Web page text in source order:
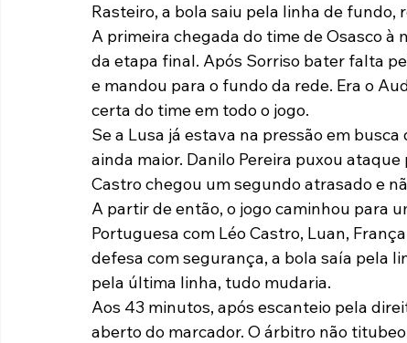
Rasteiro, a bola saiu pela linha de fundo,
A primeira chegada do time de Osasco à
da etapa final. Após Sorriso bater falta
e mandou para o fundo da rede. Era o
certa do time em todo o jogo.
Se a Lusa já estava na pressão em
ainda maior. Danilo Pereira puxou
Castro chegou um segundo atrasado e
A partir de então, o jogo caminhou para
Portuguesa com Léo Castro, Luan,
defesa com segurança, a bola saía pela
pela última linha, tudo mudaria.
Aos 43 minutos, após escanteio pela
aberto do marcador. O árbitro não